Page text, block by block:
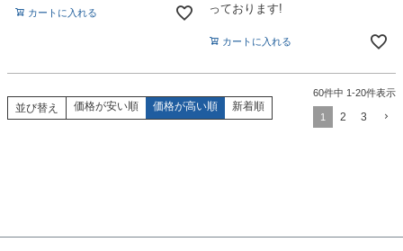
カートに入れる
っております!
カートに入れる
並び替え 価格が安い順 価格が高い順 新着順
60件中 1-20件表示
1 2 3